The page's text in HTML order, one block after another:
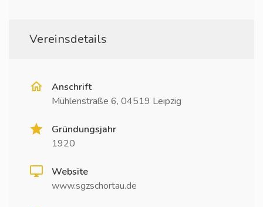
Vereinsdetails
Anschrift
Mühlenstraße 6, 04519 Leipzig
Gründungsjahr
1920
Website
www.sgzschortau.de